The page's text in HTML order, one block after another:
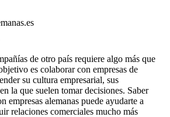
de otro país requiere algo más que
es colaborar con empresas de
su cultura empresarial, sus
la que suelen tomar decisiones. Saber
empresas alemanas puede ayudarte a
relaciones comerciales mucho más